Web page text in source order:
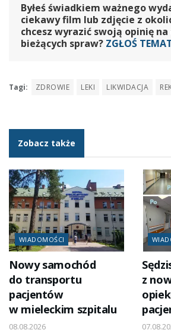
Byłeś świadkiem ważnego
ciekawy film lub zdjęcie z
chcesz wyrazić swoją opinię
bieżących spraw? ZGŁOŚ
Tagi: ZDROWIE LEKI LIKWIDACJA
Zobacz także
WIADOMOŚCI
Nowy samochód
do transportu
pacjentów
w mieleckim szpitalu
08.08.2026
z